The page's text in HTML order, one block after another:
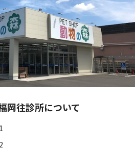
往診所について